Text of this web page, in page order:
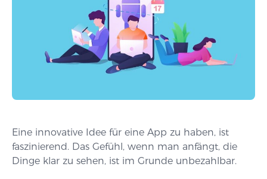
Eine innovative Idee für eine App zu haben, ist
faszinierend. Das Gefühl, wenn man anfängt, die
Dinge klar zu sehen, ist im Grunde unbezahlbar.